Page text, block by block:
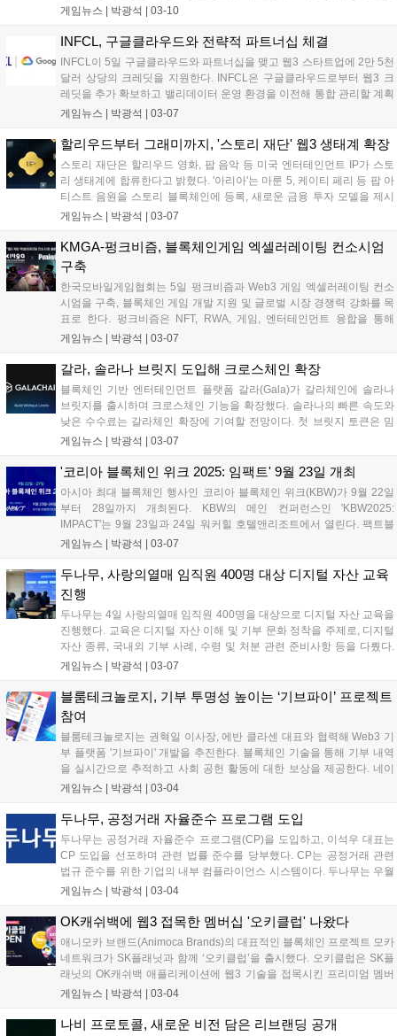
통해 혁신적인 금융 상품을 선보일 수 있다고 밝혔다. 엑셀라 재단은 엑
셀라 네트워크 토큰 AXL 상장지수펀드 출시를 위해 SEC에 서류를 제출
했다....
게임뉴스 | 박광석 03-10
INFCL, 구글클라우드와 전략적 파트너십 체결
INFCL이 5일 구글클라우드와 파트너십을 맺고 웹3 스타트업에 2만 5천
달러 상당의 크레딧을 지원한다. INFCL은 구글클라우드로부터 웹3 크
레딧을 추가 확보하고 밸리데이터 운영 환경을 이전해 통합 관리할 계획
이다. 구글클라우드는 블록체인 노드 인프라, 컴퓨팅 파워, 보안 솔루션
최했으며, 네트워킹 이벤트도 진행할 예정이다....
게임뉴스 | 박광석 03-07
할리우드부터 그래미까지, '스토리 재단' 웹3 생태계 확장
스토리 재단은 할리우드 영화, 팝 음악 등 미국 엔터테인먼트 IP가 스토
리 생태계에 합류한다고 밝혔다. '아리아'는 마룬 5, 케이티 페리 등 팝 아
티스트 음원을 스토리 블록체인에 등록, 새로운 금융 투자 모델을 제시
한다. 'STR8FIRE'는 다큐멘터리 '발리스틱스' IP를 추가, 수익화 모델을
SF 프랜차이즈 IP '이머전스'를 구축, IP 마켓플레이스로 확장하고 있
다....
게임뉴스 | 박광석 03-07
KMGA-펑크비즘, 블록체인게임 엑셀러레이팅 컨소시엄
구축
한국모바일게임협회는 5일 펑크비즘과 Web3 게임 엑셀러레이팅 컨소
시엄을 구축, 블록체인 게임 개발 지원 및 글로벌 시장 경쟁력 강화를 목
표로 한다. 펑크비즘은 NFT, RWA, 게임, 엔터테인먼트 융합을 통해
Web3.0 시대 비즈니스 모델을 개발하는 기업이다. 컨소시엄은 블록체
진출 지원 등을 제공할 예정이다....
게임뉴스 | 박광석 03-07
갈라, 솔라나 브릿지 도입해 크로스체인 확장
블록체인 기반 엔터테인먼트 플랫폼 갈라(Gala)가 갈라체인에 솔라나
브릿지를 출시하며 크로스체인 기능을 확장했다. 솔라나의 빠른 속도와
낮은 수수료는 갈라체인 확장에 기여할 전망이다. 첫 브릿지 토큰은 밈
코인 오피셜트럼프(TRUMP)로, 갈라체인 전송 시 GTRUMP로 변환된
다. 에릭 쉬어마이어 CEO는 이번 통합이 탈중앙화 및 블록체인 연결성
강화에 기여할 것이라고 밝혔다....
게임뉴스 | 박광석 03-07
'코리아 블록체인 위크 2025: 임팩트' 9월 23일 개최
아시아 최대 블록체인 행사인 코리아 블록체인 위크(KBW)가 9월 22일
부터 28일까지 개최된다. KBW의 메인 컨퍼런스인 'KBW2025:
IMPACT'는 9월 23일과 24일 워커힐 호텔앤리조트에서 열린다. 팩트블
록 전선익 대표는 KBW가 블록체인 산업의 협업 허브 역할을 할 것이라
했다....
게임뉴스 | 박광석 03-07
두나무, 사랑의열매 임직원 400명 대상 디지털 자산 교육
진행
두나무는 4일 사랑의열매 임직원 400명을 대상으로 디지털 자산 교육을
진행했다. 교육은 디지털 자산 이해 및 기부 문화 정착을 주제로, 디지털
자산 종류, 국내외 기부 사례, 수령 및 처분 관련 준비사항 등을 다뤘다.
이는 법인의 디지털 자산 시장 참여 로드맵 발표 후 비영리 법인들의 매
을 줄 것으로 기대된다....
게임뉴스 | 박광석 03-07
블룸테크놀로지, 기부 투명성 높이는 ‘기브파이’ 프로젝트
참여
블룸테크놀로지는 권혁일 이사장, 에반 클라센 대표와 협력해 Web3 기
부 플랫폼 '기브파이' 개발을 추진한다. 블록체인 기술을 통해 기부 내역
을 실시간으로 추적하고 사회 공헌 활동에 대한 보상을 제공한다. 네이
버 해피빈과 협력, 글로벌 사회 공헌 활동 생태계를 구축할 예정이다. 블
휴머니티는 글로벌 네트워크를 활용해 사회 공헌 캠페인을 기획한다....
게임뉴스 | 박광석 03-04
두나무, 공정거래 자율준수 프로그램 도입
두나무는 공정거래 자율준수 프로그램(CP)을 도입하고, 이석우 대표는
CP 도입을 선포하며 관련 법률 준수를 당부했다. CP는 공정거래 관련
법규 준수를 위한 기업의 내부 컴플라이언스 시스템이다. 두나무는 우월
한 지위 남용, 담합 금지 등 구체적인 준수정책을 발표했다. 임종헌 CLO
육을 적극적으로 펼칠 계획이다....
게임뉴스 | 박광석 03-04
OK캐쉬백에 웹3 접목한 멤버십 '오키클럽' 나왔다
애니모카 브랜드(Animoca Brands)의 대표적인 블록체인 프로젝트 모카
네트워크가 SK플래닛과 함께 ‘오키클럽’을 출시했다. 오키클럽은 SK플
래닛의 OK캐쉬백 애플리케이션에 웹3 기술을 접목시킨 프리미엄 멤버
십 프로그램으로, 모카 네트워크의 에어 키트(AIR Kit)가 많은 이용자를
게임뉴스 | 박광석 03-04
나비 프로토콜, 새로운 비전 담은 리브랜딩 공개